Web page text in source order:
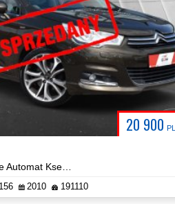
20 900
2010 191110